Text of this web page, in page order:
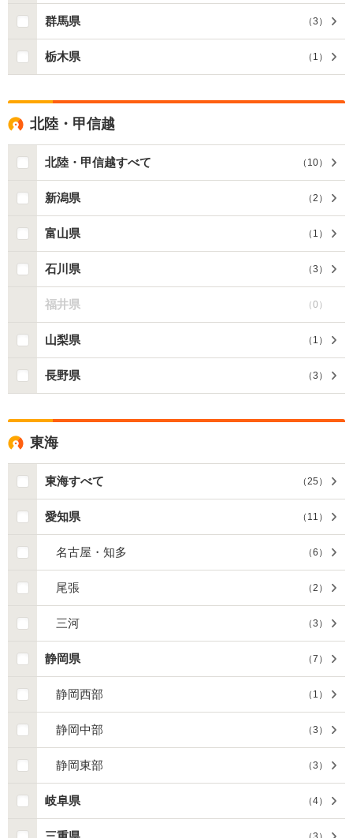
群馬県 （3 ）
栃木県 （ 1 ）
北陸・甲信越
北陸・甲信越すべて （ 10）
新潟県 （2 ）
富山県 （ 1 ）
石川県 （3 ）
福井県 （0 ）
山梨県 （ 1 ）
長野県 （3 ）
東海
東海すべて （25 ）
愛知県 （ 11 ）
名古屋・知多 （6 ）
尾張 （2 ）
三河 （3 ）
静岡県 （7 ）
静岡西部 （ 1 ）
静岡中部 （3 ）
静岡東部 （3 ）
岐阜県 （4）